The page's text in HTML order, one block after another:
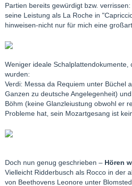
Partien bereits gewürdigt bzw.
seine Leistung als La Roche in
hinweisen-nicht nur für mich eine
Weniger ideale Schalplattendokumente,
wurden:
Verdi: Messa da Requiem unter Büchel
Ganzen zu deutsche Angelegenheit)
Böhm (keine Glanzleiustung obwohl er
Probleme hat, sein Mozartgesang ist
Doch nun genug geschrieben – Hören
Vielleicht Ridderbusch als Rocco in der
von Beethovens Leonore unter